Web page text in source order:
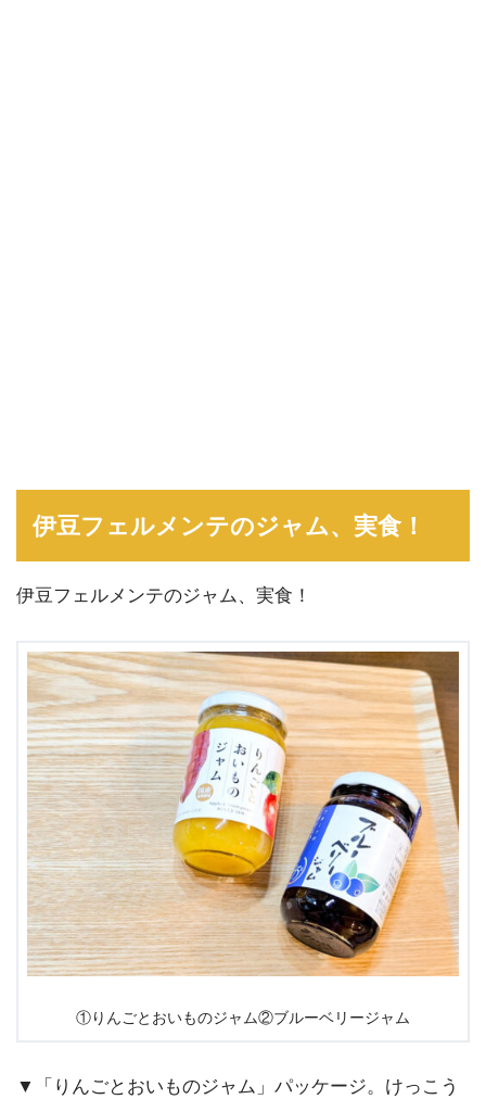
伊豆フェルメンテのジャム、実食！
伊豆フェルメンテのジャム、実食！
①りんごとおいものジャム②ブルーベリージャム
▼「りんごとおいものジャム」パッケージ。けっこう